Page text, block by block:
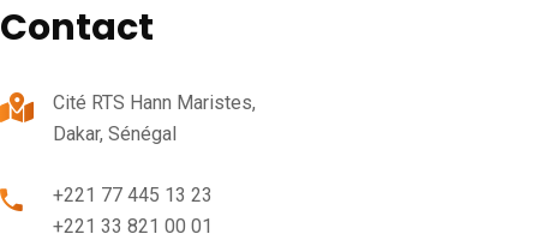
Contact
Cité RTS Hann Maristes,
Dakar, Sénégal
+221 77 445 13 23
+221 33 821 00 01